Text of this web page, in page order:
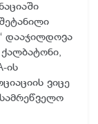
დააჯილდოვა
ის
ვიცე